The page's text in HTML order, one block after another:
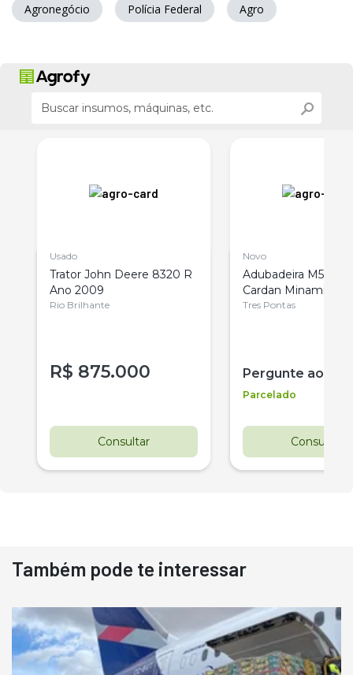
Agronegócio Polícia Federal Agro
Usado
Trator John Deere 8320 R
Ano 2009
Rio Brilhante
R$ 875.000
Consultar
Novo
Adubadeira M535 D
Cardan Minami
Tres Pontas
Pergunte ao
Parcelado
Consultar
Também pode te interessar